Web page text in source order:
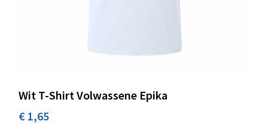
Wit T-Shirt Volwassene Epika
€ 1,65